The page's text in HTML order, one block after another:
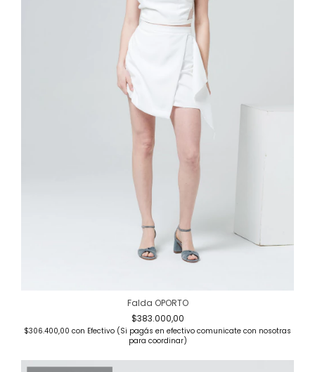
Falda OPORTO
$383.000,00
$306.400,00 con Efectivo (Si pagás en efectivo comunicate con nosotras
para coordinar)